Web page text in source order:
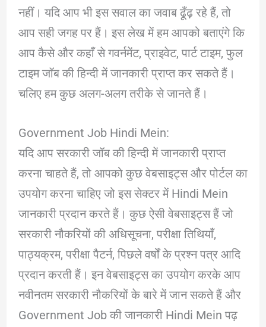
नहीं। यदि आप भी इस सवाल का जवाब ढूँढ़ रहे हैं, तो
आप सही जगह पर हैं। इस लेख में हम आपको बताएंगे कि
आप कैसे और कहाँ से गवर्नमेंट, प्राइवेट, पार्ट टाइम, फुल
टाइम जॉब की हिन्दी में जानकारी प्राप्त कर सकते हैं।
चलिए हम कुछ अलग-अलग तरीके से जानते हैं।
Government Job Hindi Mein:
यदि आप सरकारी जॉब की हिन्दी में जानकारी प्राप्त
करना चाहते हैं, तो आपको कुछ वेबसाइट्स और पोर्टल का
उपयोग करना चाहिए जो इस सेक्टर में Hindi Mein
जानकारी प्रदान करते हैं। कुछ ऐसी वेबसाइट्स हैं जो
सरकारी नौकरियों की अधिसूचना, परीक्षा तिथियाँ,
पाठ्यक्रम, परीक्षा पैटर्न, पिछले वर्षों के प्रश्न पत्र आदि
प्रदान करती हैं। इन वेबसाइट्स का उपयोग करके आप
नवीनतम सरकारी नौकरियों के बारे में जान सकते हैं और
Government Job की जानकारी Hindi Mein पढ़